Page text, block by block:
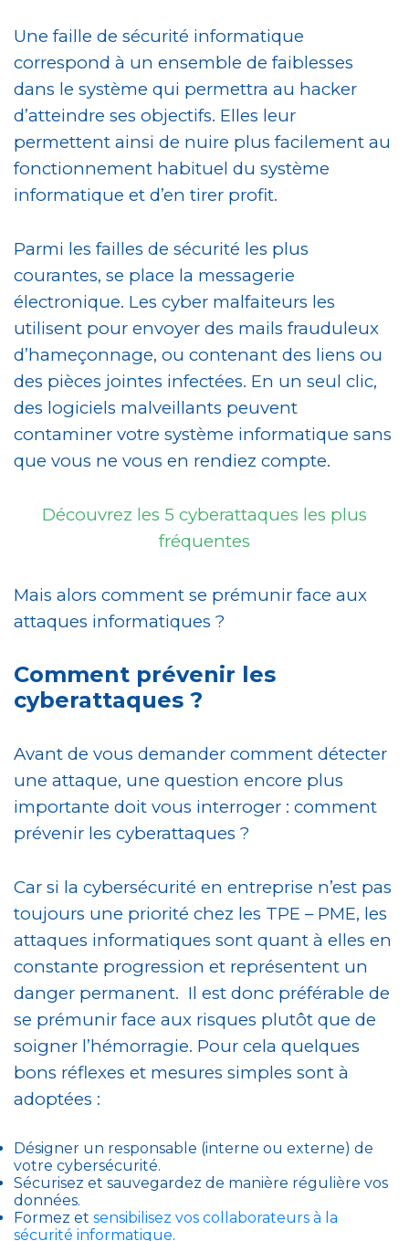
Une faille de sécurité informatique
correspond à un ensemble de faiblesses
dans le système qui permettra au hacker
d’atteindre ses objectifs. Elles leur
permettent ainsi de nuire plus facilement au
fonctionnement habituel du système
informatique et d’en tirer profit.
Parmi les failles de sécurité les plus
courantes, se place la messagerie
électronique. Les cyber malfaiteurs les
utilisent pour envoyer des mails frauduleux
d’hameçonnage, ou contenant des liens ou
des pièces jointes infectées. En un seul clic,
des logiciels malveillants peuvent
contaminer votre système informatique sans
que vous ne vous en rendiez compte.
Découvrez les 5 cyberattaques les plus
fréquentes
Mais alors comment se prémunir face aux
attaques informatiques ?
Comment prévenir les
cyberattaques ?
Avant de vous demander comment détecter
une attaque, une question encore plus
importante doit vous interroger : comment
prévenir les cyberattaques ?
Car si la cybersécurité en entreprise n’est pas
toujours une priorité chez les TPE – PME, les
attaques informatiques sont quant à elles en
constante progression et représentent un
danger permanent. Il est donc préférable de
se prémunir face aux risques plutôt que de
soigner l’hémorragie. Pour cela quelques
bons réflexes et mesures simples sont à
adoptées :
Désigner un responsable (interne ou externe) de
votre cybersécurité.
Sécurisez et sauvegardez de manière régulière vos
données.
Formez et sensibilisez vos collaborateurs à la
sécurité informatique.